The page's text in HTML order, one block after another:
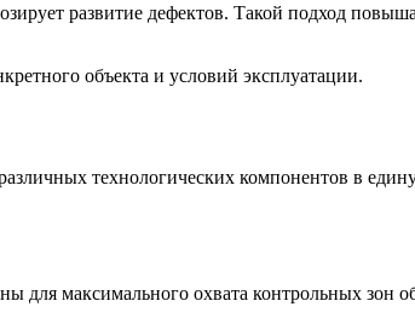
развитие дефектов. Такой подход
объекта и условий эксплуатации.
технологических компонентов в
для максимального охвата контрольных зон